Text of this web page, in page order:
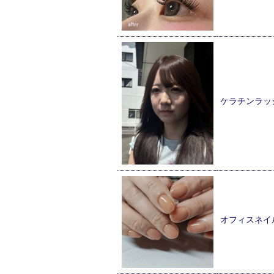
ケラチンラッ
オフィスネイ